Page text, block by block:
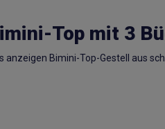
Top mit 3
anzeigen Bimini-Top-Gestell aus